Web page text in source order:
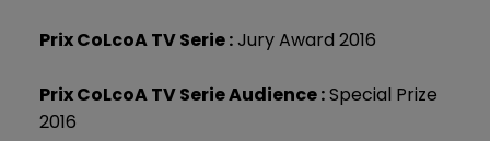
Prix CoLcoA TV Serie :Jury Award 2016
Prix CoLcoA TV Serie Audience :Special Prize
2016